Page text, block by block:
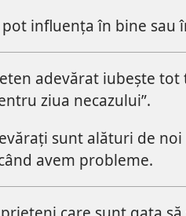
influența în bine sau
adevărat iubește tot
ziua necazului”.
sunt alături de
avem probleme.